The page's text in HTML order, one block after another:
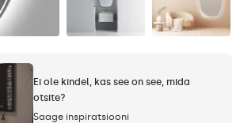
Ei ole kindel, kas see on see, mida
otsite?
Saage inspiratsiooni